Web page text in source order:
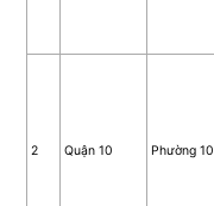
2 Quận 10 Phường 10